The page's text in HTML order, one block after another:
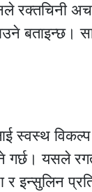
रक्तचिनी
बताइन्छ।
विकल्प
यसले
र इन्सुलिन